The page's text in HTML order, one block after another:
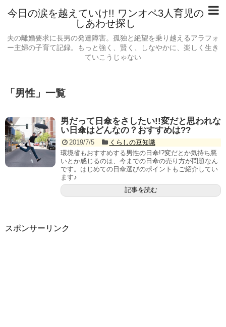
今日の涙を越えていけ!! ワンオペ3人育児の
しあわせ探し
夫の離婚要求に長男の発達障害。孤独と絶望を乗り越えるアラフォ
ー主婦の子育て記録。もっと強く、賢く、しなやかに、楽しく生き
ていこうじゃない
「 男性 」 一覧
男だって日傘をさしたい!!変だと思われな
い日傘はどんなの？おすすめは??
2019/7/5
くらしの豆知識
環境省もおすすめする男性の日傘!?変だとか気持ち悪
いとか感じるのは、今までの日傘の売り方が問題なん
です。はじめての日傘選びのポイントもご紹介してい
ます♪
記事を読む
スポンサーリンク